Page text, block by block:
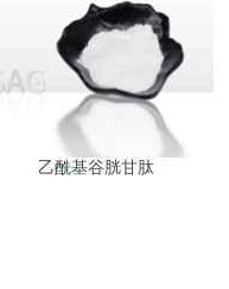
乙酰基谷胱甘肽